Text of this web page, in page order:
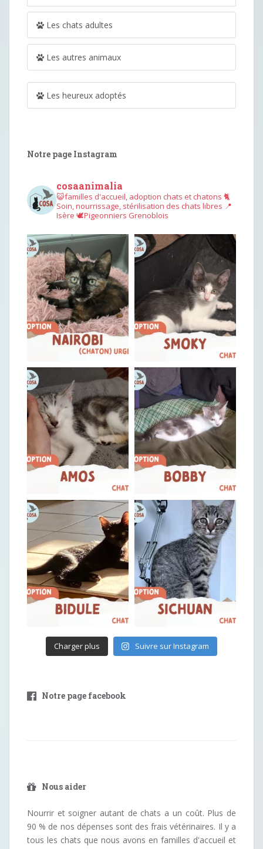
Les chats adultes
Les autres animaux
Les heureux adoptés
Notre page Instagram
cosaanimalia
😺familles d'accueil, adoption chats et chatons 🐈
Soin, nourrissage, stérilisation des chats libres 📍
Isère 🕊︎Pigeonniers Grenoblois
Charger plus Suivre sur Instagram
Notre page facebook
Nous aider
Nourrir et soigner autant de chats a un coût. Plus de
90 % de nos dépenses sont des frais vétérinaires. Il y a
tous les chats que nous avons en familles d'accueil et